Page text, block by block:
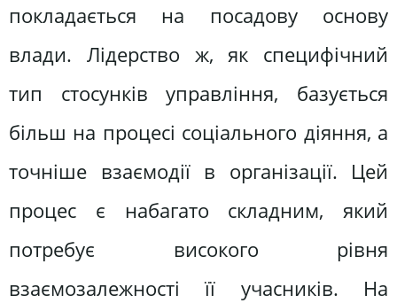
покладається на посадову основу
влади. Лідерство ж, як специфічний
тип стосунків управління, базується
більш на процесі соціального діяння, а
точніше взаємодії в організації. Цей
процес є набагато складним, який
потребує високого рівня
взаємозалежності її учасників. На